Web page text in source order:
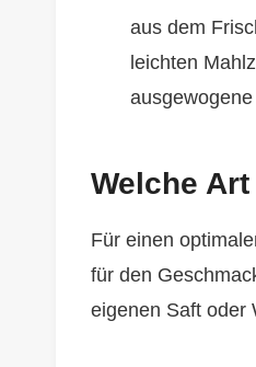
aus dem
leichten
ausgewogene
Welche
Für einen
für den
eigenen Saft oder